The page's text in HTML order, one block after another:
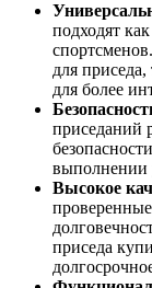
подходят
для
для более
приседаний
выполнении
Высокое
приседа